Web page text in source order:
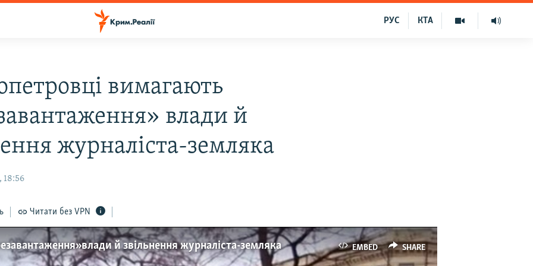
КТА
РУС
вимагають
влади й
журналіста-земляка
18:56
Читати без VPN
EMBED SHARE
влади й звільнення журналіста-земляка